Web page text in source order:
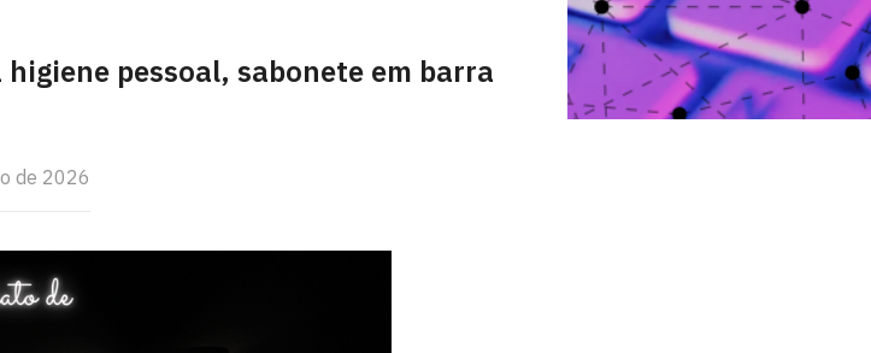
pessoal, sabonete em barra
de 2026